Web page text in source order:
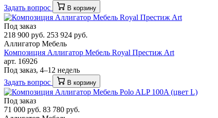
Задать вопрос
В корзину
Под заказ
218 900 руб. 253 924 руб.
Аллигатор Мебель
Композиция Аллигатор Мебель Royal Престиж Art
арт. 16926
Под заказ, 4–12 недель
Задать вопрос
В корзину
Под заказ
71 000 руб. 83 780 руб.